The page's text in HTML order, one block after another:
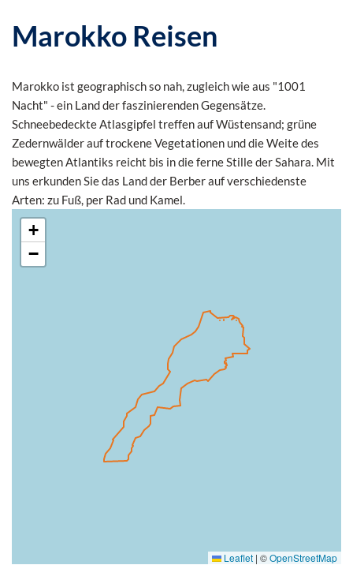
Marokko Reisen
Marokko ist geographisch so nah, zugleich wie aus "1001
Nacht" - ein Land der faszinierenden Gegensätze.
Schneebedeckte Atlasgipfel treffen auf Wüstensand; grüne
Zedernwälder auf trockene Vegetationen und die Weite des
bewegten Atlantiks reicht bis in die ferne Stille der Sahara. Mit
uns erkunden Sie das Land der Berber auf verschiedenste
Arten: zu Fuß, per Rad und Kamel.
+
−
Leaflet | ©OpenStreetMap